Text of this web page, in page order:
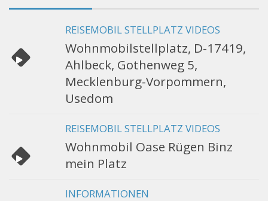
REISEMOBIL STELLPLATZ VIDEOS
Wohnmobilstellplatz, D-17419,
Ahlbeck, Gothenweg 5,
Mecklenburg-Vorpommern,
Usedom
REISEMOBIL STELLPLATZ VIDEOS
Wohnmobil Oase Rügen Binz
mein Platz
INFORMATIONEN